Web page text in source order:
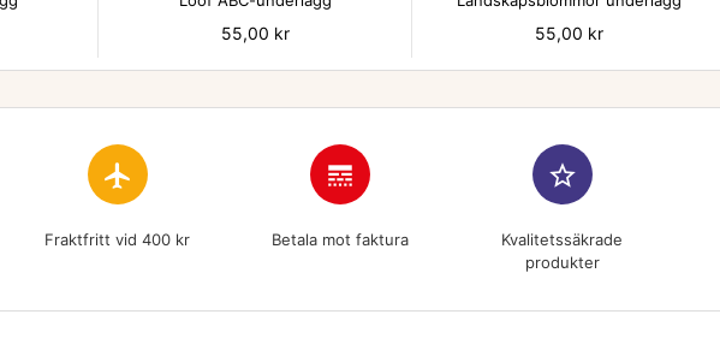
Pris
55,00 kr Pris
55,00 kr
flight
Fraktfritt vid 400 kr
line_style
Betala mot faktura
star_border
Kvalitetssäkrade
produkter